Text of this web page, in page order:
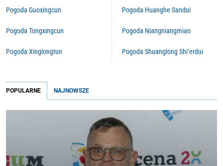
Pogoda Guoxingcun
Pogoda Tongxingcun
Pogoda Xinglongtun
Pogoda Huanghe Sandui
Pogoda Niangniangmiao
Pogoda Shuanglong Shi’erdui
POPULARNE NAJNOWSZE